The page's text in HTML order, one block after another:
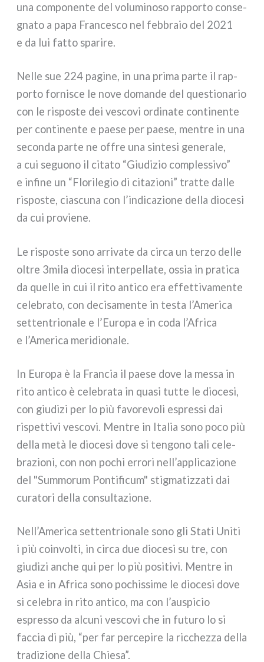
una com­po­nen­te del volu­mi­no­so rap­por­to con­se­
gna­to a papa Francesco nel feb­bra­io del 2021
e da lui fat­to spa­ri­re.
Nelle sue 224 pagi­ne, in una pri­ma par­te il rap­
por­to for­ni­sce le nove doman­de del que­stio­na­rio
con le rispo­ste dei vesco­vi ordi­na­te con­ti­nen­te
per con­ti­nen­te e pae­se per pae­se, men­tre in una
secon­da par­te ne offre una sin­te­si gene­ra­le,
a cui seguo­no il cita­to “Giudizio com­ples­si­vo”
e infi­ne un “Florilegio di cita­zio­ni” trat­te dal­le
rispo­ste, cia­scu­na con l’indicazione del­la dio­ce­si
da cui pro­vie­ne.
Le rispo­ste sono arri­va­te da cir­ca un ter­zo del­le
oltre 3mila dio­ce­si inter­pel­la­te, ossia in pra­ti­ca
da quel­le in cui il rito anti­co era effet­ti­va­men­te
cele­bra­to, con deci­sa­men­te in testa l’America
set­ten­trio­na­le e l’Europa e in coda l’Africa
e l’America meri­dio­na­le.
In Europa è la Francia il pae­se dove la mes­sa in
rito anti­co è cele­bra­ta in qua­si tut­te le dio­ce­si,
con giu­di­zi per lo più favo­re­vo­li espres­si dai
rispet­ti­vi vesco­vi. Mentre in Italia sono poco più
del­la metà le dio­ce­si dove si ten­go­no tali cele­
bra­zio­ni, con non pochi erro­ri nell’applicazione
del "Summorum Pontificum" stig­ma­tiz­za­ti dai
cura­to­ri del­la con­sul­ta­zio­ne.
Nell’America set­ten­trio­na­le sono gli Stati Uniti
i più coin­vol­ti, in cir­ca due dio­ce­si su tre, con
giu­di­zi anche qui per lo più posi­ti­vi. Mentre in
Asia e in Africa sono pochis­si­me le dio­ce­si dove
si cele­bra in rito anti­co, ma con l’auspicio
espres­so da alcu­ni vesco­vi che in futu­ro lo si
fac­cia di più, “per far per­ce­pi­re la ric­chez­za del­la
tra­di­zio­ne del­la Chiesa”.